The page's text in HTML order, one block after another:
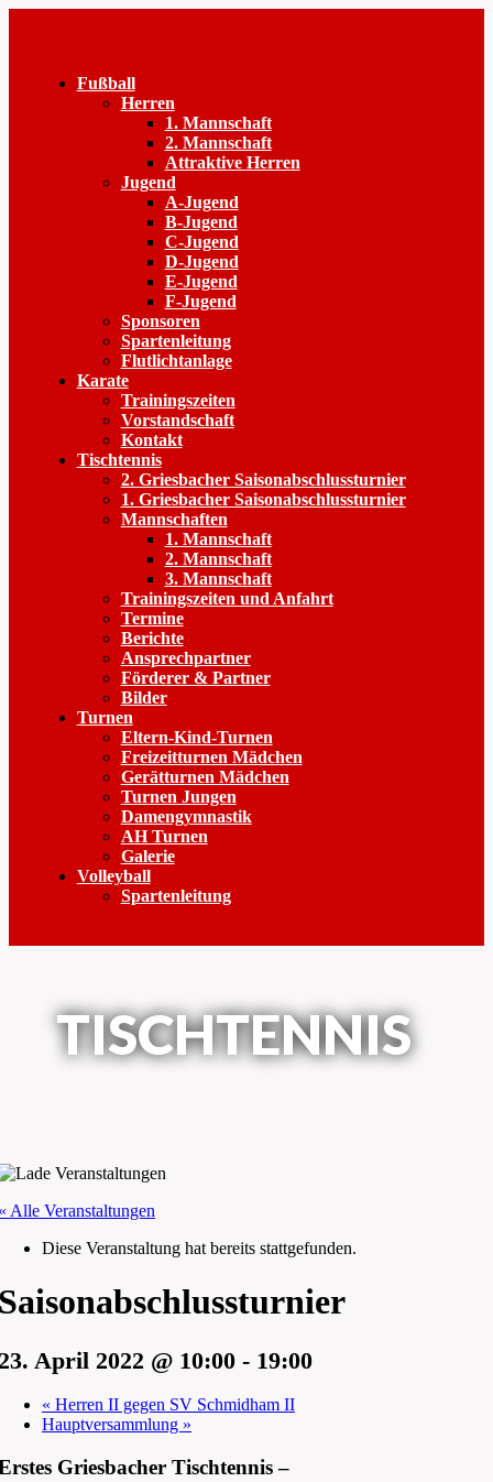
Fußball
Herren
1. Mannschaft
2. Mannschaft
Attraktive Herren
Jugend
A-Jugend
B-Jugend
C-Jugend
D-Jugend
E-Jugend
F-Jugend
Sponsoren
Spartenleitung
Flutlichtanlage
Karate
Trainingszeiten
Vorstandschaft
Kontakt
Tischtennis
2. Griesbacher Saisonabschlussturnier
1. Griesbacher Saisonabschlussturnier
Mannschaften
1. Mannschaft
2. Mannschaft
3. Mannschaft
Trainingszeiten und Anfahrt
Termine
Berichte
Ansprechpartner
Förderer & Partner
Bilder
Turnen
Eltern-Kind-Turnen
Freizeitturnen Mädchen
Gerätturnen Mädchen
Turnen Jungen
Damengymnastik
AH Turnen
Galerie
Volleyball
Spartenleitung
TISCHTENNIS
Alle Veranstaltungen
Diese Veranstaltung hat bereits stattgefunden.
April 2022 @ 10:00 - 19:00
« Herren II gegen SV Schmidham II
Hauptversammlung »
Griesbacher Tischtennis –